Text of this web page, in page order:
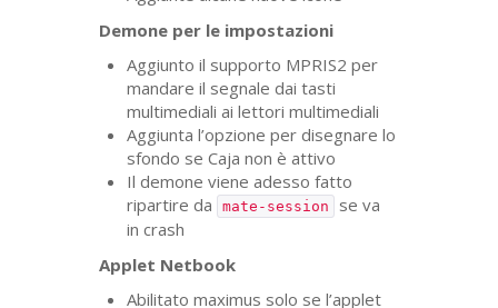
Demone per le impostazioni
Aggiunto il supporto MPRIS2 per
mandare il segnale dai tasti
multimediali ai lettori multimediali
Aggiunta l’opzione per disegnare lo
sfondo se Caja non è attivo
Il demone viene adesso fatto
ripartire da
mate-session
se va
in crash
Applet Netbook
Abilitato maximus solo se l’applet